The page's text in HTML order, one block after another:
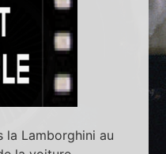
la Lamborghini au